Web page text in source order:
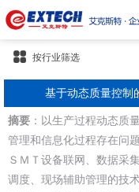
按行业筛选
基于动态质量控制
摘要 ：以生产过程动态质
管理和信息化过程存在问
ＳＭＴ设备联网、数据采
调度、现场辅助管理的技